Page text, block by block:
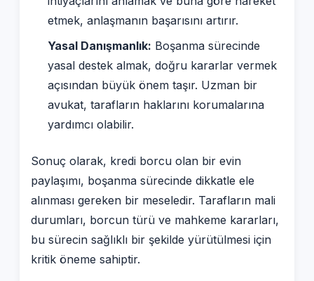
etmek, anlaşmanın başarısını artırır.
Yasal Danışmanlık: Boşanma sürecinde
yasal destek almak, doğru kararlar vermek
açısından büyük önem taşır. Uzman bir
avukat, tarafların haklarını korumalarına
yardımcı olabilir.
Sonuç olarak, kredi borcu olan bir evin
paylaşımı, boşanma sürecinde dikkatle ele
alınması gereken bir meseledir. Tarafların mali
durumları, borcun türü ve mahkeme kararları,
bu sürecin sağlıklı bir şekilde yürütülmesi için
kritik öneme sahiptir.